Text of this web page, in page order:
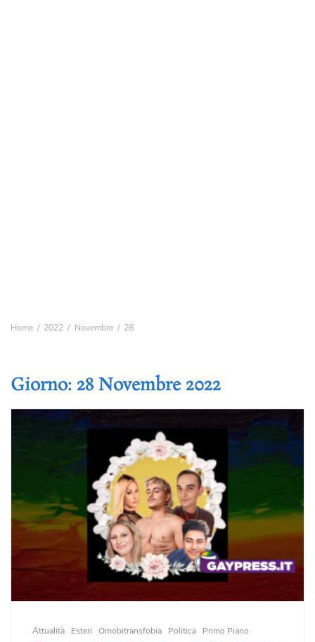
Home 2022 Novembre 28
Giorno: 28 Novembre 2022
Attualità Esteri Omobitransfobia Politica Primo Piano